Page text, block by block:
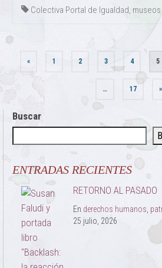
Colectiva Portal de Igualdad, museos
Paginación
« 1 2 3 4 5
… 17 »
Buscar
ENTRADAS RECIENTES
RETORNO AL PASADO
En derechos humanos
25 julio, 2026